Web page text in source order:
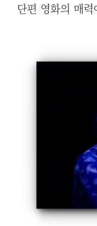
단편 영화의 매